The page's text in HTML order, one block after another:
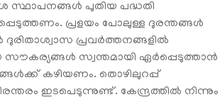
സ്ഥാപനങ്ങള്‍ പുതിയ പദ്ധതി
പ്രളയം പോലുള്ള ദുരന്തങ്ങള്‍
ദുരിതാശ്വാസ പ്രവര്‍ത്തനങ്ങളില്‍
സൗകര്യങ്ങള്‍ സ്വന്തമായി ഏര്‍പ്പെടുത്താന്‍
കഴിയണം. തൊഴിലുറപ്പ്
ഇടപെടുന്നുണ്ട്. കേന്ദ്രത്തില്‍ നിന്നും